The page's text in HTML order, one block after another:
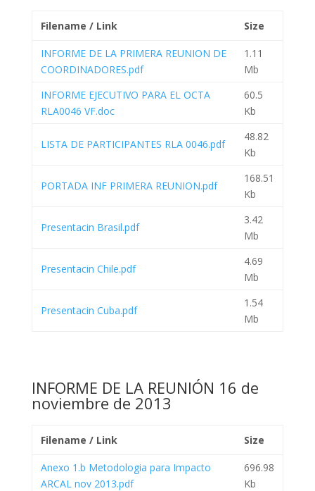
Filename / Link Size
INFORME DE LA PRIMERA REUNION DE
COORDINADORES.pdf
1.11
Mb
INFORME EJECUTIVO PARA EL OCTA
RLA0046 VF.doc
60.5
Kb
LISTA DE PARTICIPANTES RLA 0046.pdf
48.82
Kb
PORTADA INF PRIMERA REUNION.pdf
168.51
Kb
Presentacin Brasil.pdf
3.42
Mb
Presentacin Chile.pdf
4.69
Mb
Presentacin Cuba.pdf
1.54
Mb
INFORME DE LA REUNIÓN 16 de
noviembre de 2013
Filename / Link Size
Anexo 1.b Metodologia para Impacto
ARCAL nov 2013.pdf
696.98
Kb